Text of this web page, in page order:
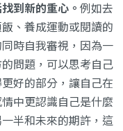
到新的重心。 例如去
、養成運動或閱讀的
時自我審視，因為一
問題，可以思考自己
好的部分，讓自己在
中更認識自己是什麼
半和未來的期許，這